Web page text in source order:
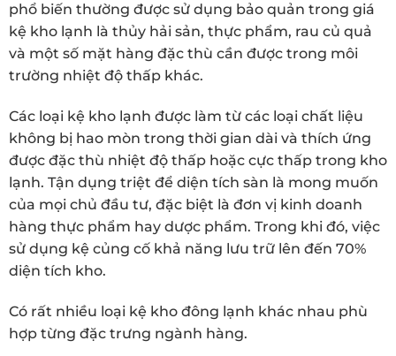
phổ biến thường được sử dụng bảo quản trong giá
kệ kho lạnh là thủy hải sản, thực phẩm, rau củ quả
và một số mặt hàng đặc thù cần được trong môi
trường nhiệt độ thấp khác.
Các loại kệ kho lạnh được làm từ các loại chất liệu
không bị hao mòn trong thời gian dài và thích ứng
được đặc thù nhiệt độ thấp hoặc cực thấp trong kho
lạnh. Tận dụng triệt để diện tích sàn là mong muốn
của mọi chủ đầu tư, đặc biệt là đơn vị kinh doanh
hàng thực phẩm hay dược phẩm. Trong khi đó, việc
sử dụng kệ củng cố khả năng lưu trữ lên đến 70%
diện tích kho.
Có rất nhiều loại kệ kho đông lạnh khác nhau phù
hợp từng đặc trưng ngành hàng.